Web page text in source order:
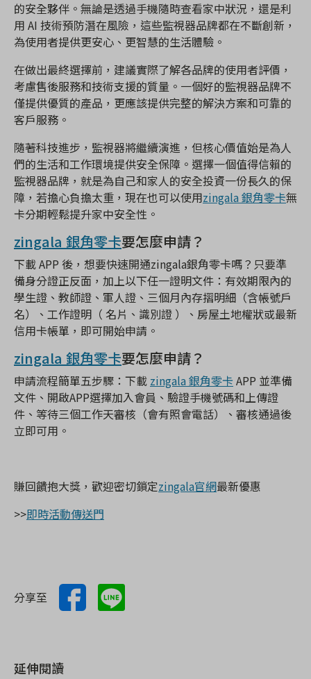
的安全夥伴。無論是透過手機隨時查看家中狀況，還是利
用 AI 技術預防潛在風險，這些監視器品牌都在不斷創新，
為使用者提供更安心、更智慧的生活體驗。
在做出最終選擇前，建議實際了解各品牌的使用者評價，
考慮售後服務和技術支援的質量。一個好的監視器品牌不
僅提供優質的產品，更應該提供完整的解決方案和可靠的
客戶服務。
隨著科技進步，監視器將繼續演進，但核心價值始是為人
們的生活和工作環境提供安全保障。選擇一個值得信賴的
監視器品牌，就是為自己和家人的安全投資一份長久的保
障，若擔心負擔太重，現在也可以使用zingala 銀角零卡無
卡分期輕鬆提升家中安全性。
zingala 銀角零卡要怎麼申請？
下載 APP 後，想要快速開通zingala銀角零卡嗎？只要準
備身分證正反面，加上以下任一證明文件：有效期限內的
學生證、教師證、軍人證、三個月內存摺明細（含帳號戶
名）、工作證明（ 名片、識別證 ）、房屋土地權狀或最新
信用卡帳單，即可開始申請。
zingala 銀角零卡要怎麼申請？
申請流程簡單五步驟：下載 zingala 銀角零卡 APP 並準備
文件、開啟APP選擇加入會員、驗證手機號碼和上傳證
件、等待三個工作天審核（會有照會電話）、審核通過後
立即可用。
賺回饋抱大獎，歡迎密切鎖定zingala官網最新優惠
>>即時活動傳送門
分享至
延伸閱讀